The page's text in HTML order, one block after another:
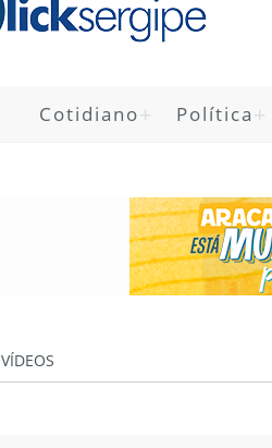
Cotidiano Política
VÍDEOS